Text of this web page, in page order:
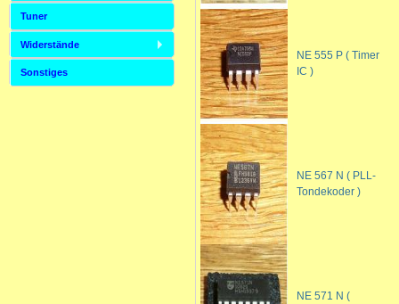
NE 555 P ( Timer
IC )
NE 567 N ( PLL-
Tondekoder )
NE 571 N (
Tuner
Widerstände
Sonstiges